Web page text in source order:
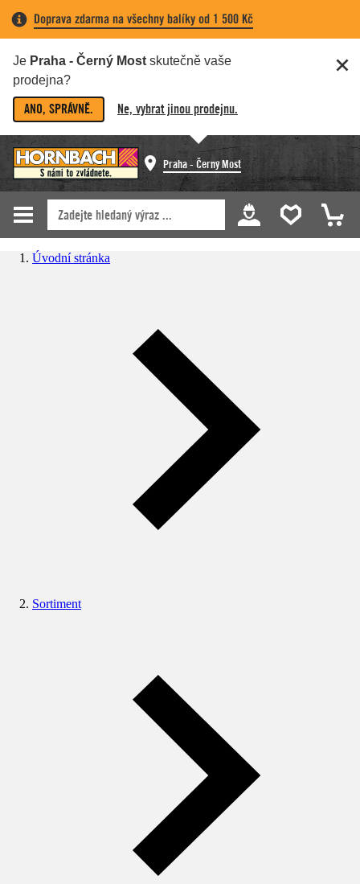
Doprava zdarma na všechny balíky od 1 500 Kč
Je Praha - Černý Most skutečně vaše
prodejna?
ANO, SPRÁVNĚ. Ne, vybrat jinou prodejnu.
Praha - Černý Most
Úvodní stránka
Sortiment